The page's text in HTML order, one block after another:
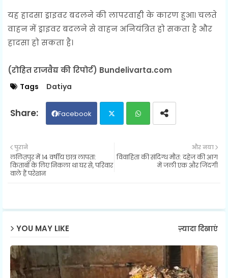
यह हादसा ड्राइवर बदलने की लापरवाही के कारण हुआ। चलते
वाहन में ड्राइवर बदलने से वाहन अनियंत्रित हो सकता है और
हादसा हो सकता है।
(रोहित राजवैद्य की रिपोर्ट) Bundelivarta.com
Tags Datiya
Facebook
ats
और नया
विवाहिता की संदिग्ध मौत: दहेज की आग
में जली एक और जिंदगी
पुराने
ललितपुर में 14 वर्षीय छात्र लापता:
किताबों के लिए निकला था घर से, परिवार
वाले हैं परेशान
YOU MAY LIKE ज़्यादा दिखाएं